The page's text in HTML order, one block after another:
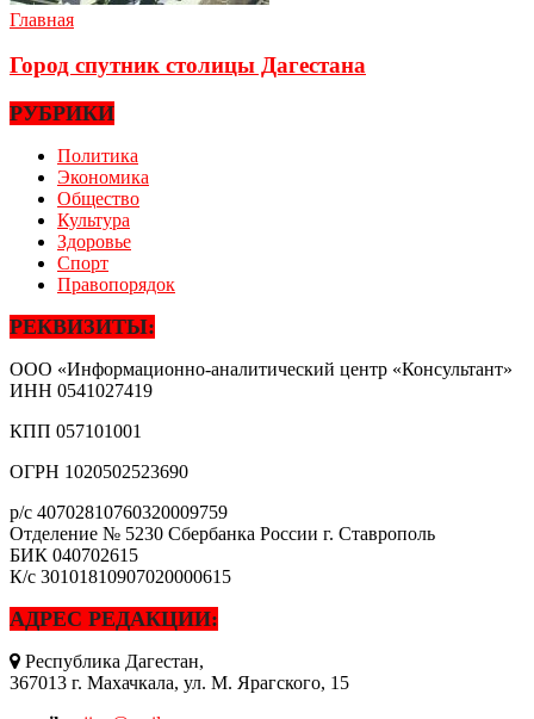
Главная
Город спутник столицы Дагестана
РУБРИКИ
Политика
Экономика
Общество
Культура
Здоровье
Спорт
Правопорядок
РЕКВИЗИТЫ:
ООО «Информационно-аналитический центр «Консультант»
ИНН 0541027419
КПП 057101001
ОГРН 1020502523690
р/с 40702810760320009759
Отделение № 5230 Сбербанка России г. Ставрополь
БИК 040702615
К/с 30101810907020000615
АДРЕС РЕДАКЦИИ:
Республика Дагестан,
367013 г. Махачкала, ул. М. Ярагского, 15